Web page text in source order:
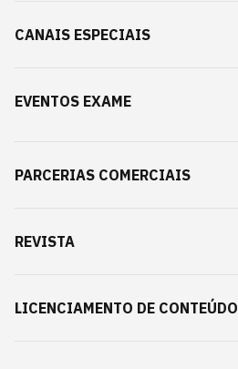
CANAIS ESPECIAIS
EVENTOS EXAME
PARCERIAS COMERCIAIS
REVISTA
LICENCIAMENTO DE CONTEÚDO